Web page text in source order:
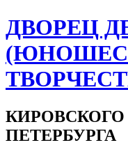
ДВОРЕЦ
ПЕТЕРБУРГА